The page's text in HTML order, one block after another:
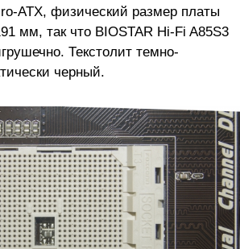
ATX, физический размер платы
мм, так что BIOSTAR Hi-Fi A85S3
Текстолит темно-
черный.